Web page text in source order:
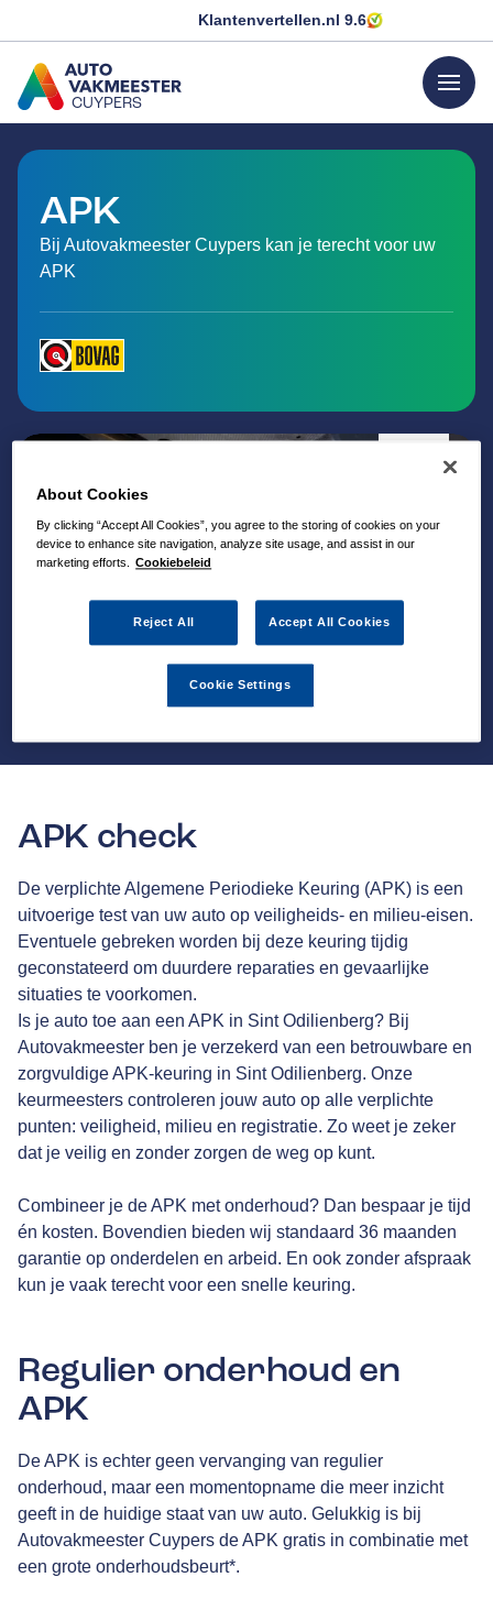
Klantenvertellen.nl 9.6
CUYPERS
GA NAAR DE HOMEPAGINA
menu
APK
Bij Autovakmeester Cuypers kan je terecht voor uw
APK
APK check
De verplichte Algemene Periodieke Keuring (APK) is een
uitvoerige test van uw auto op veiligheids- en milieu-eisen.
Eventuele gebreken worden bij deze keuring tijdig
geconstateerd om duurdere reparaties en gevaarlijke
situaties te voorkomen.
Is je auto toe aan een APK in Sint Odilienberg? Bij
Autovakmeester ben je verzekerd van een betrouwbare en
zorgvuldige APK-keuring in Sint Odilienberg. Onze
keurmeesters controleren jouw auto op alle verplichte
punten: veiligheid, milieu en registratie. Zo weet je zeker
dat je veilig en zonder zorgen de weg op kunt.
Combineer je de APK met onderhoud? Dan bespaar je tijd
én kosten. Bovendien bieden wij standaard 36 maanden
garantie op onderdelen en arbeid. En ook zonder afspraak
kun je vaak terecht voor een snelle keuring.
Regulier onderhoud en
APK
De APK is echter geen vervanging van regulier
onderhoud, maar een momentopname die meer inzicht
geeft in de huidige staat van uw auto. Gelukkig is bij
Autovakmeester Cuypers de APK gratis in combinatie met
een grote onderhoudsbeurt*.
About Cookies
By clicking “Accept All Cookies”, you agree to the storing of cookies on your
device to enhance site navigation, analyze site usage, and assist in our
marketing efforts. Cookiebeleid
Reject All Accept All Cookies
Cookie Settings